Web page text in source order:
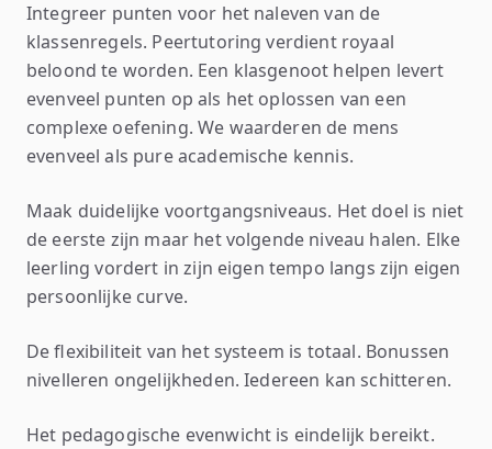
Integreer punten voor het naleven van de
klassenregels. Peertutoring verdient royaal
beloond te worden. Een klasgenoot helpen levert
evenveel punten op als het oplossen van een
complexe oefening. We waarderen de mens
evenveel als pure academische kennis.
Maak duidelijke voortgangsniveaus. Het doel is niet
de eerste zijn maar het volgende niveau halen. Elke
leerling vordert in zijn eigen tempo langs zijn eigen
persoonlijke curve.
De flexibiliteit van het systeem is totaal. Bonussen
nivelleren ongelijkheden. Iedereen kan schitteren.
Het pedagogische evenwicht is eindelijk bereikt.